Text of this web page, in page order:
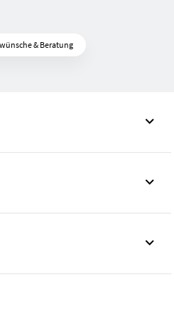
& Beratung